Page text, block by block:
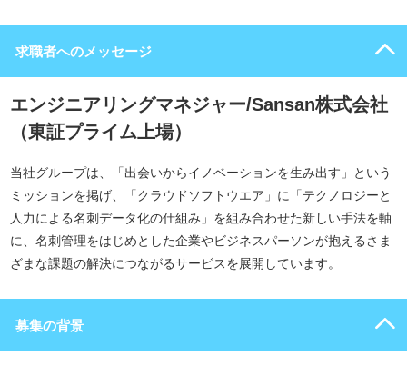
求職者へのメッセージ
エンジニアリングマネジャー/Sansan株式会社
（東証プライム上場）
当社グループは、「出会いからイノベーションを生み出す」という
ミッションを掲げ、「クラウドソフトウエア」に「テクノロジーと
人力による名刺データ化の仕組み」を組み合わせた新しい手法を軸
に、名刺管理をはじめとした企業やビジネスパーソンが抱えるさま
ざまな課題の解決につながるサービスを展開しています。
募集の背景